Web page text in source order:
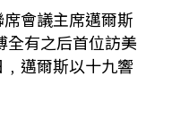
會議主席邁爾斯
全有之后首位訪美
邁爾斯以十九響